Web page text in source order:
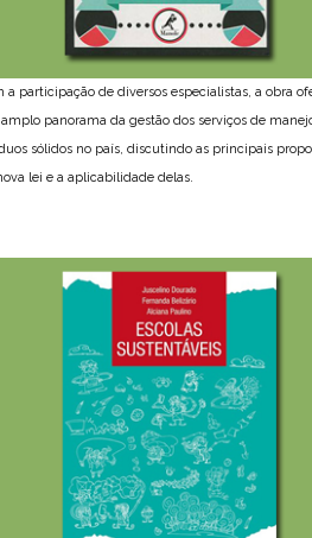
a participação de diversos especialistas, a obra
panorama da gestão dos serviços de
sólidos no país, discutindo as principais
lei e a aplicabilidade delas.